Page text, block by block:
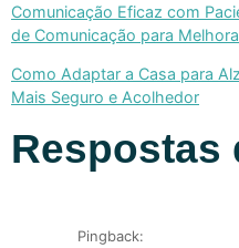
Comunicação Eficaz com
de Comunicação para
Como Adaptar a Casa para
Mais Seguro e Acolhedor
Respostas
Pingback: